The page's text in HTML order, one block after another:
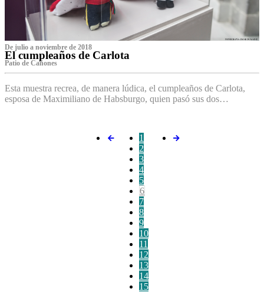
De julio a noviembre de 2018
El cumpleaños de Carlota
Patio de Cañones
Esta muestra recrea, de manera lúdica, el cumpleaños de Carlota,
esposa de Maximiliano de Habsburgo, quien pasó sus dos…
1
2
3
4
5
6
7
8
9
10
11
12
13
14
15